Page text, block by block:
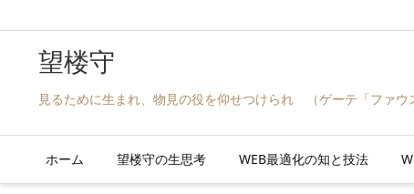
望楼守
見るために生まれ、物見の役を仰せつけられ （ゲーテ「ファウ
ホーム 望楼守の生思考 WEB最適化の知と技法